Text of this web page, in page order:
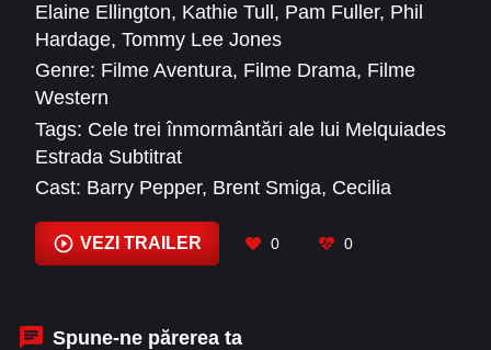
Elaine Ellington, Kathie Tull , Pam Fuller, Phil
Hardage, Tommy Lee Jones
Genre: Filme Aventura, Filme Drama, Filme
Western
Tags: Cele trei înmormântări ale lui Melquiades
Estrada Subtitrat
Cast: Barry Pepper, Brent Smiga, Cecilia
Guillermo Arriaga, Gustavo Sánchez Parra
Ignacio Guadalupe, Irineo Alvarez
VEZI TRAILER 0 0
Spune-ne părerea ta